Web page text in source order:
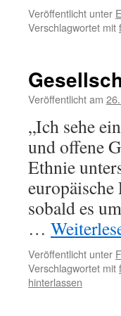
Veröffentlicht unter
Verschlagwortet mit
Veröffentlicht am
„Ich sehe
und offene
Ethnie
sobald es
…
Veröffentlicht unter
Verschlagwortet mit
hinterlassen